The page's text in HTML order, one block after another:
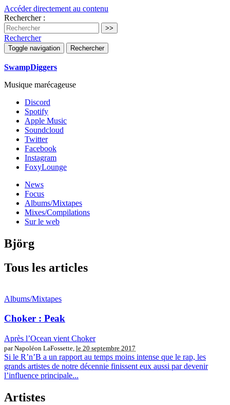
Accéder directement au contenu
Rechercher :
Rechercher
Toggle navigation Rechercher
SwampDiggers
Musique marécageuse
Discord
Spotify
Apple Music
Soundcloud
Twitter
Facebook
Instagram
FoxyLounge
News
Focus
Albums/Mixtapes
Mixes/Compilations
Sur le web
Björg
Tous les articles
Albums/Mixtapes
Choker : Peak
Après l’Ocean vient Choker
par Napoléon LaFossette, le 20 septembre 2017
Si le R’n’B a un rapport au temps moins intense que le rap, les
grands artistes de notre décennie finissent eux aussi par devenir
l’influence principale...
Artistes